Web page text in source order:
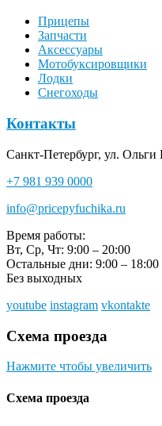
Прицепы
Запчасти
Аксессуары
Мотобуксировщики
Лодки
Снегоходы
Контакты
Санкт-Петербург, ул. Ольги
+7 981 939 0000
info@pricepyfuchika.ru
Время работы:
Вт, Ср, Чт: 9:00 – 20:00
Остальные дни: 9:00 – 18:00
Без выходных
youtube instagram vkontakte
Схема проезда
Нажмите чтобы увеличить
Схема проезда